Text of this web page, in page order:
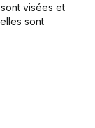
(Nouvelle
visées et
sont